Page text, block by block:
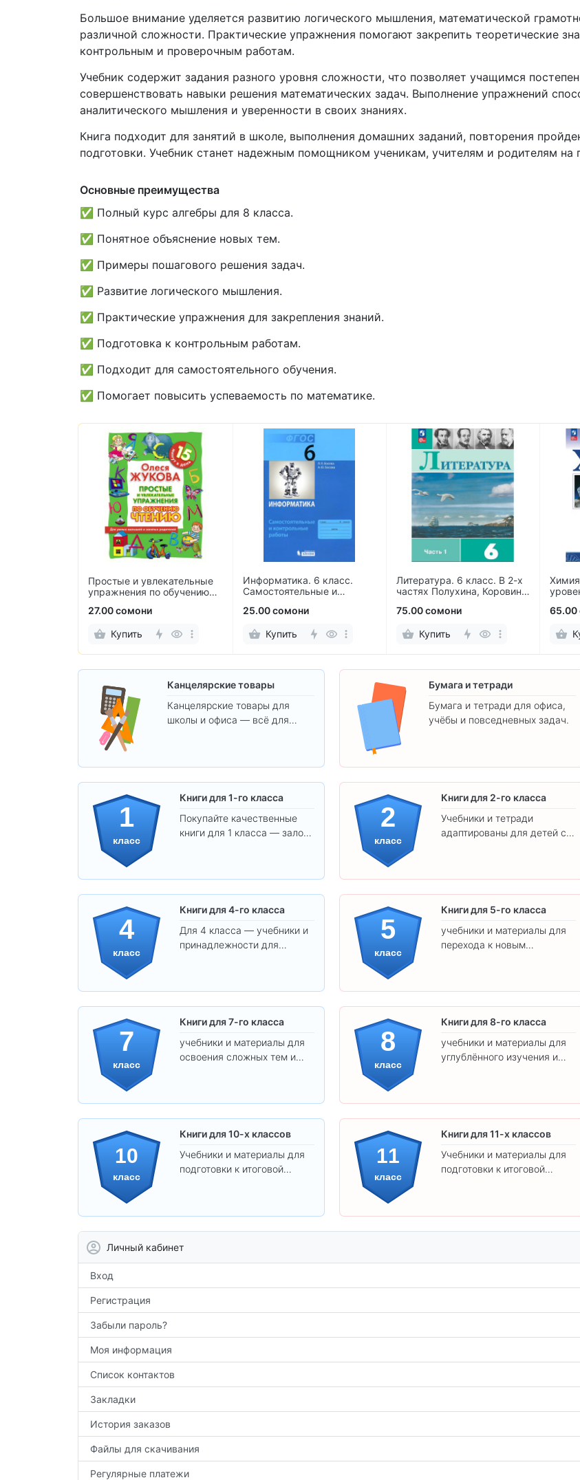
Большое внимание уделяется развитию логического мышления, математической
различной сложности. Практические упражнения помогают закрепить теоретические
контрольным и проверочным работам.
Учебник содержит задания разного уровня сложности, что позволяет учащимся
совершенствовать навыки решения математических задач. Выполнение упражнений
аналитического мышления и уверенности в своих знаниях.
Книга подходит для занятий в школе, выполнения домашних заданий, повторения
подготовки. Учебник станет надежным помощником ученикам, учителям и родителям на
Основные преимущества
✅ Полный курс алгебры для 8 класса.
✅ Понятное объяснение новых тем.
✅ Примеры пошагового решения задач.
✅ Развитие логического мышления.
✅ Практические упражнения для закрепления знаний.
✅ Подготовка к контрольным работам.
✅ Подходит для самостоятельного обучения.
✅ Помогает повысить успеваемость по математике.
Информатика. 6 класс.
Самостоятельные и
25.00 сомони
Купить
Литература. 6 класс. В 2-х
частях Полухина, Коровина,
75.00 сомони
Купить
Химия. 8 класс. Базовый
уровень
65.00 сомони
Купить
25.00
Канцелярские товары
Канцелярские товары для
школы и офиса — всё для
Бумага и тетради
Бумага и тетради для офиса,
учёбы и повседневных задач.
1
класс
Книги для 1-го класса
Покупайте качественные
книги для 1 класса — залог
2
класс
Книги для 2-го класса
Учебники и тетради
адаптированы для детей с
товары соответствуют
4
класс
Книги для 4-го класса
Для 4 класса — учебники и
принадлежности для
5
класс
Книги для 5-го класса
учебники и материалы для
перехода к новым
7
класс
Книги для 7-го класса
учебники и материалы для
освоения сложных тем и
8
класс
Книги для 8-го класса
учебники и материалы для
углублённого изучения и
10
класс
Книги для 10-х классов
Учебники и материалы для
подготовки к итоговой
11
класс
Книги для 11-х классов
Учебники и материалы для
подготовки к итоговой
Личный кабинет
Вход
Регистрация
Забыли пароль?
Моя информация
Список контактов
Закладки
История заказов
Файлы для скачивания
Регулярные платежи